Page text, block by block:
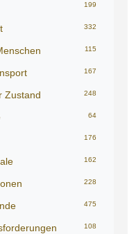
199
332
115
167
Zustand 248
64
176
162
228
475
108